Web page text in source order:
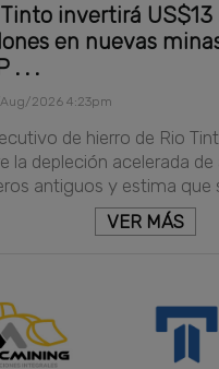
Tinto invertirá
en nuevas
. . .
2026 4:23pm
de hierro de Rio
la depleción acelerada
antiguos y estima que
VER MÁS